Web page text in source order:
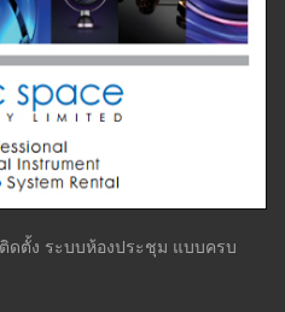
ดตั้ง ระบบห้องประชุม แบบครบ